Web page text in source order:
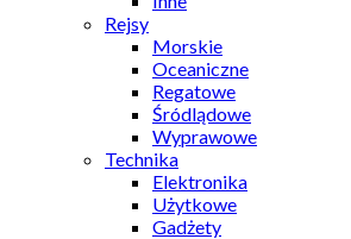
Rejsy
Morskie
Oceaniczne
Regatowe
Śródlądowe
Wyprawowe
Technika
Elektronika
Użytkowe
Gadżety